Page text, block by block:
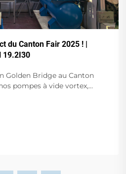
du Canton Fair 2025 ! |
19.2I30
Golden Bridge au Canton
pompes à vide vortex,
en direct au stand